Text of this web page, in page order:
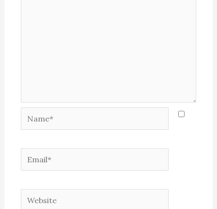
Name*
Email*
Website